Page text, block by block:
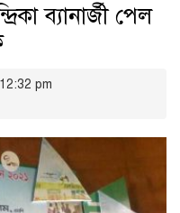
ব্যানার্জী পেল
pm